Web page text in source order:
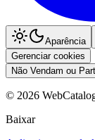
Aparência
Gerenciar cookies
Não Vendam ou
© 2026
Baixar